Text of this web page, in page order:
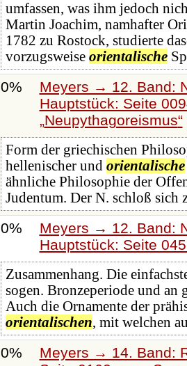
umfassen, was ihm jedoch
Martin Joachim, namhafter
1782 zu Rostock, studierte
vorzugsweise orientalische
0%
Meyers → 12. Band:
Hauptstück: Seite
Neupythagoreismus
Form der griechischen
hellenischer und orientalische
ähnliche Philosophie der
Judentum. Der N. schloß sich
0%
Meyers → 12. Band:
Hauptstück: Seite
Zusammenhang. Die
sogen. Bronzeperiode und
Auch die Ornamente der
orientalischen, mit welchen
0%
Meyers → 14. Band: